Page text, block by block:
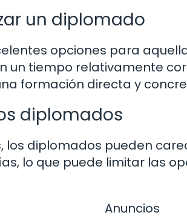
un diplomado
opciones para
un tiempo relativamente
formación directa y
diplomados
los diplomados pueden
lo que puede limitar las
Anuncios